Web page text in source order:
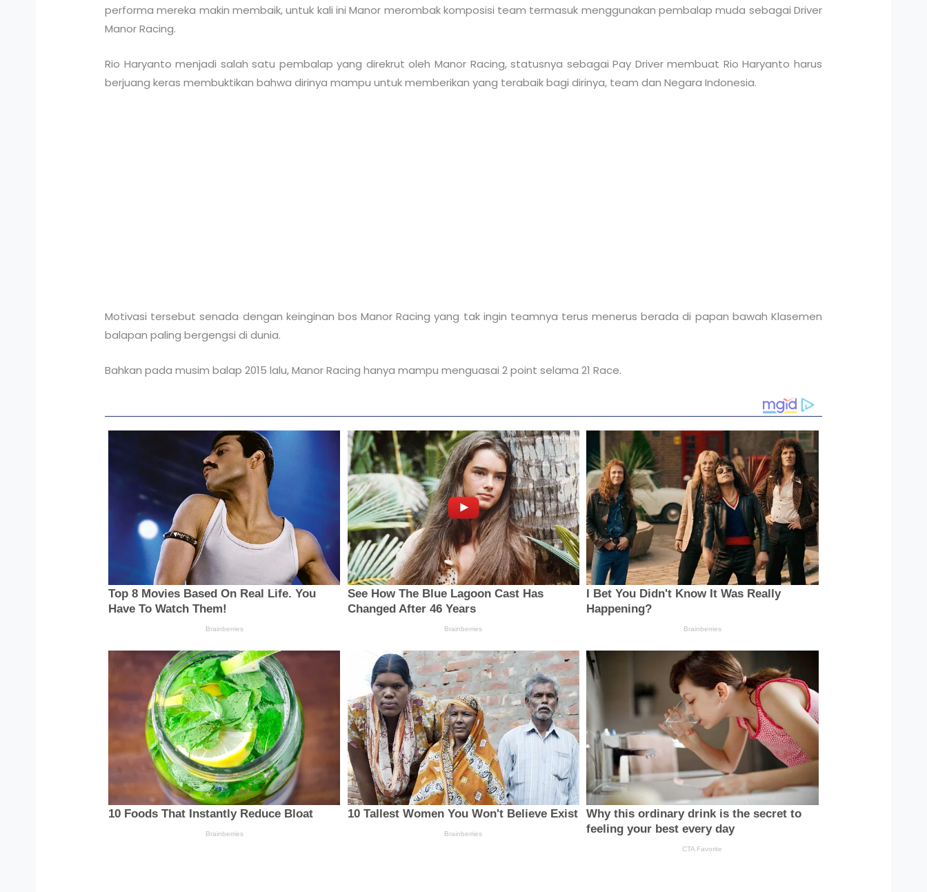
performa mereka makin membaik, untuk kali ini Manor merombak komposisi team termasuk menggunakan pembalap muda sebagai Driver
Manor Racing.
Rio Haryanto menjadi salah satu pembalap yang direkrut oleh Manor Racing, statusnya sebagai Pay Driver membuat Rio Haryanto harus
berjuang keras membuktikan bahwa dirinya mampu untuk memberikan yang terabaik bagi dirinya, team dan Negara Indonesia.
Motivasi tersebut senada dengan keinginan bos Manor Racing yang tak ingin teamnya terus menerus berada di papan bawah Klasemen
balapan paling bergengsi di dunia.
Bahkan pada musim balap 2015 lalu, Manor Racing hanya mampu menguasai 2 point selama 21 Race.